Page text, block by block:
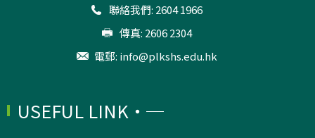
聯絡我們: 2604 1966
傳真: 2606 2304
電郵: info@plkshs.edu.hk
USEFUL LINK